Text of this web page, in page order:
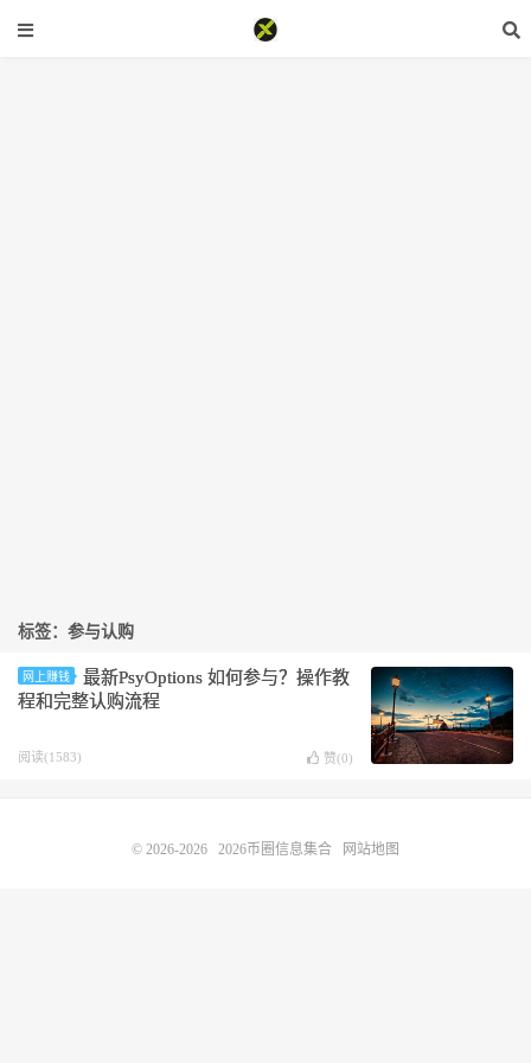
标签：参与认购
网上赚钱
最新PsyOptions 如何参与？操作教
程和完整认购流程
阅读(1583) 赞(0)
© 2026-2026 2026币圈信息集合 网站地图